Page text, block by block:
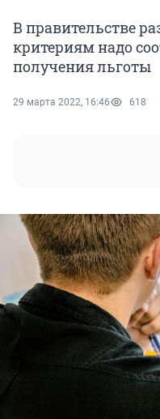
В правительстве
критериям надо
получения льготы
29 марта 2022, 16:46 618